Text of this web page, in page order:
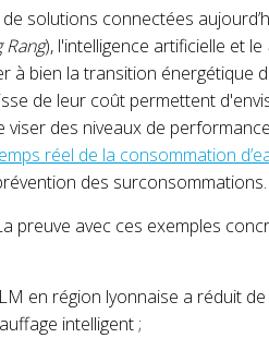
solutions connectées
Rang), l'intelligence artificielle et le
à bien la transition énergétique
de leur coût permettent
viser des niveaux de
réel de la consommation
des surconsommations.
preuve avec ces exemples
en région lyonnaise a réduit de
intelligent ;